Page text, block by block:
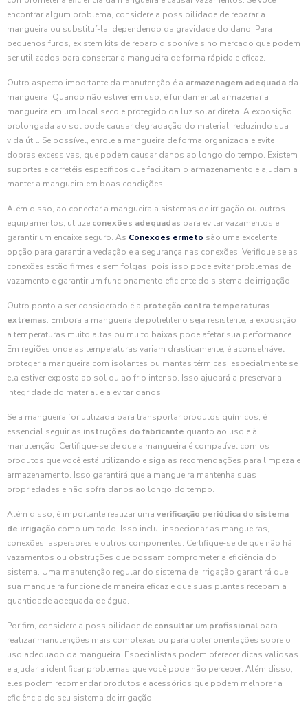
encontrar algum problema, considere a possibilidade de reparar a
mangueira ou substituí-la, dependendo da gravidade do dano. Para
pequenos furos, existem kits de reparo disponíveis no mercado que podem
ser utilizados para consertar a mangueira de forma rápida e eficaz.
Outro aspecto importante da manutenção é a armazenagem adequada da
mangueira. Quando não estiver em uso, é fundamental armazenar a
mangueira em um local seco e protegido da luz solar direta. A exposição
prolongada ao sol pode causar degradação do material, reduzindo sua
vida útil. Se possível, enrole a mangueira de forma organizada e evite
dobras excessivas, que podem causar danos ao longo do tempo. Existem
suportes e carretéis específicos que facilitam o armazenamento e ajudam a
manter a mangueira em boas condições.
Além disso, ao conectar a mangueira a sistemas de irrigação ou outros
equipamentos, utilize conexões adequadas para evitar vazamentos e
garantir um encaixe seguro. As Conexoes ermeto são uma excelente
opção para garantir a vedação e a segurança nas conexões. Verifique se as
conexões estão firmes e sem folgas, pois isso pode evitar problemas de
vazamento e garantir um funcionamento eficiente do sistema de irrigação.
Outro ponto a ser considerado é a proteção contra temperaturas
extremas. Embora a mangueira de polietileno seja resistente, a exposição
a temperaturas muito altas ou muito baixas pode afetar sua performance.
Em regiões onde as temperaturas variam drasticamente, é aconselhável
proteger a mangueira com isolantes ou mantas térmicas, especialmente se
ela estiver exposta ao sol ou ao frio intenso. Isso ajudará a preservar a
integridade do material e a evitar danos.
Se a mangueira for utilizada para transportar produtos químicos, é
essencial seguir as instruções do fabricante quanto ao uso e à
manutenção. Certifique-se de que a mangueira é compatível com os
produtos que você está utilizando e siga as recomendações para limpeza e
armazenamento. Isso garantirá que a mangueira mantenha suas
propriedades e não sofra danos ao longo do tempo.
Além disso, é importante realizar uma verificação periódica do sistema
de irrigação como um todo. Isso inclui inspecionar as mangueiras,
conexões, aspersores e outros componentes. Certifique-se de que não há
vazamentos ou obstruções que possam comprometer a eficiência do
sistema. Uma manutenção regular do sistema de irrigação garantirá que
sua mangueira funcione de maneira eficaz e que suas plantas recebam a
quantidade adequada de água.
Por fim, considere a possibilidade de consultar um profissional para
realizar manutenções mais complexas ou para obter orientações sobre o
uso adequado da mangueira. Especialistas podem oferecer dicas valiosas
e ajudar a identificar problemas que você pode não perceber. Além disso,
eles podem recomendar produtos e acessórios que podem melhorar a
eficiência do seu sistema de irrigação.